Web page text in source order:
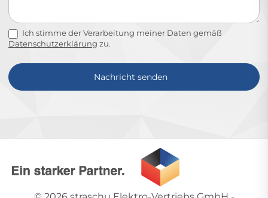
Ich stimme der Verarbeitung meiner Daten gemäß
Datenschutzerklärung zu.
Nachricht senden